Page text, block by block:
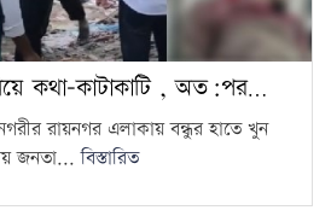
কথা-কাটাকাটি , অত:পর…
রায়নগর এলাকায় বন্ধুর হাতে খুন
জনতা...বিস্তারিত